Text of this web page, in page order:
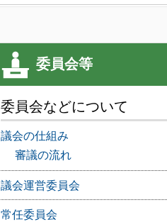
委員会などについて
議会の仕組み
審議の流れ
議会運営委員会
常任委員会